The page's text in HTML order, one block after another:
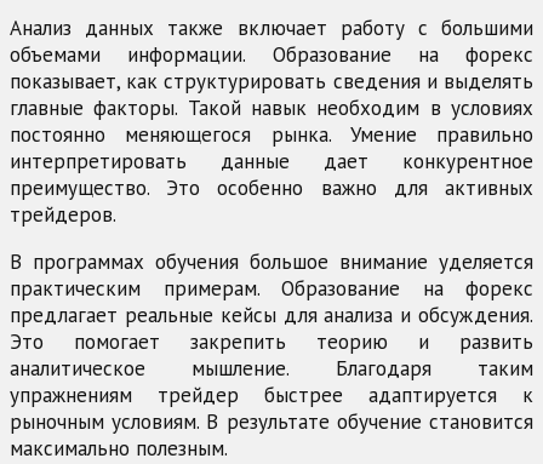
Анализ данных также включает работу с большими
объемами информации. Образование на форекс
показывает, как структурировать сведения и выделять
главные факторы. Такой навык необходим в условиях
постоянно меняющегося рынка. Умение правильно
интерпретировать данные дает конкурентное
преимущество. Это особенно важно для активных
трейдеров.
В программах обучения большое внимание уделяется
практическим примерам. Образование на форекс
предлагает реальные кейсы для анализа и обсуждения.
Это помогает закрепить теорию и развить
аналитическое мышление. Благодаря таким
упражнениям трейдер быстрее адаптируется к
рыночным условиям. В результате обучение становится
максимально полезным.